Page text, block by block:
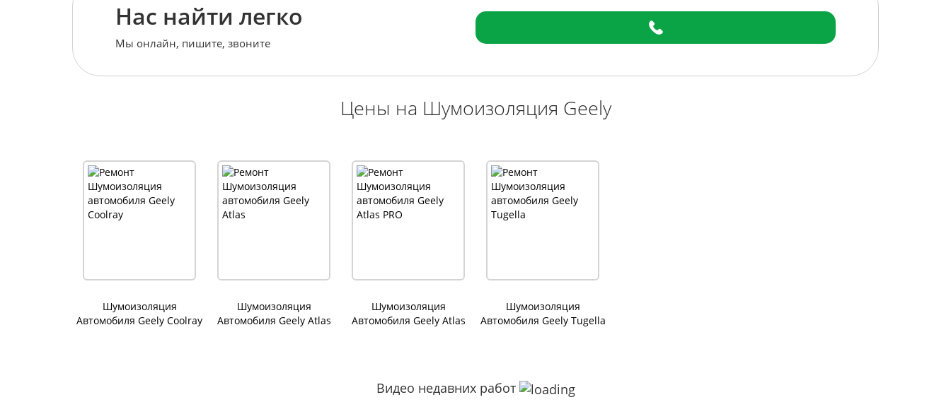
Нас найти легко
Мы онлайн, пишите, звоните
Цены на Шумоизоляция Geely
Шумоизоляция
Автомобиля Geely Coolray
Шумоизоляция
Автомобиля Geely Atlas
Шумоизоляция
Автомобиля Geely Atlas
Шумоизоляция
Автомобиля Geely Tugella
Видео недавних работ